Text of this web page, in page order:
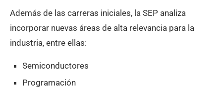
Además de las carreras iniciales, la SEP analiza
incorporar nuevas áreas de alta relevancia para la
industria, entre ellas:
Semiconductores
Programación